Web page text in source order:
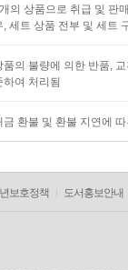
의 상품으로 취급 및 판
, 세트 상품 전부 및 세트
품의 불량에 의한 반품,
하여 처리됨
금 환불 및 환불 지연에
보호정책 도서홍보안내